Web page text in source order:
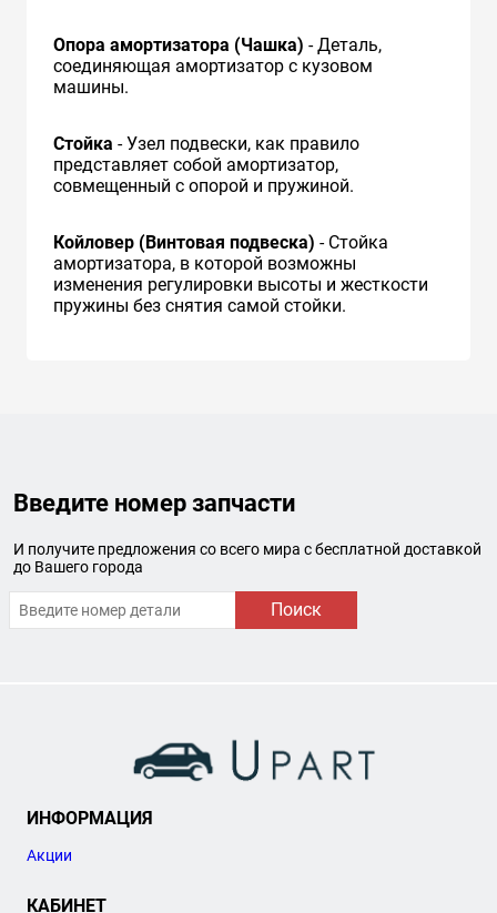
Опора амортизатора (Чашка) - Деталь,
соединяющая амортизатор с кузовом
машины.
Стойка - Узел подвески, как правило
представляет собой амортизатор,
совмещенный с опорой и пружиной.
Койловер (Винтовая подвеска) - Стойка
амортизатора, в которой возможны
изменения регулировки высоты и жесткости
пружины без снятия самой стойки.
Введите номер запчасти
И получите предложения со всего мира с бесплатной доставкой
до Вашего города
Поиск
ИНФОРМАЦИЯ
Акции
КАБИНЕТ